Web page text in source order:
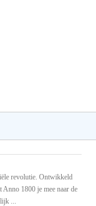
revolutie. Ontwikkeld
1800 je mee naar de
...